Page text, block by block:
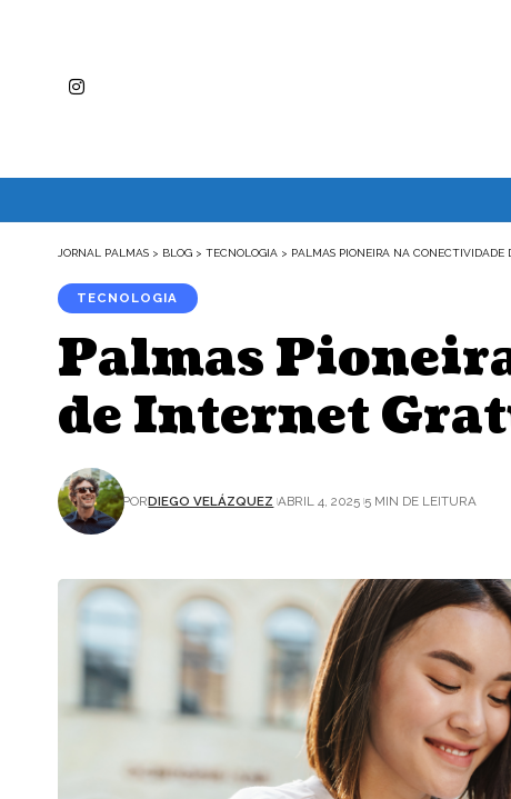
JORNAL PALMAS > BLOG > TECNOLOGIA > PALMAS PIONEIRA NA CONECTIVIDADE
TECNOLOGIA
Palmas
de Internet
PORDIEGO VELÁZQUEZ ABRIL 4, 2025 5 MIN DE LEITURA